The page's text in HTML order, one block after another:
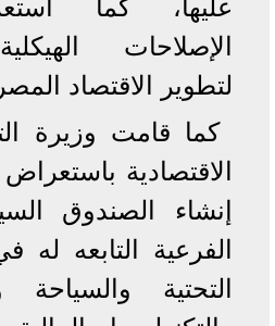
عليها، كما
الإصلاحات
لتطوير الاقتصاد
كما قامت وزيرة
الاقتصادية
إنشاء الصندوق
الفرعية التابعه له
التحتية والسياحة